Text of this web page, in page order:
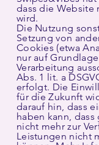
dass die Website
wird.
Die Nutzung
Setzung von
Cookies (etwa
nur auf
Verarbeitung
Abs. 1 lit. a
erfolgt. Die
für die Zukunft
darauf hin, dass
haben kann,
nicht mehr zur
Leistungen nicht